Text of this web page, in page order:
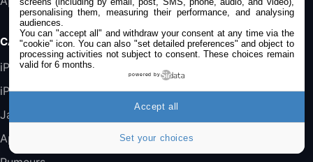
Boulanger
Galaxy S25 FE 6,7\" 5G Nano SIM 128 Go
Blanc
489,99€ 647,51€Fnac (Vendeur Tiers)
Cdiscount (Vendeur Tiers)
Jeu FIFA 20 sur PC (code à télécharger)
CATÉGORIES
iPhone
iPad
Jailbreak
Applications
personalising them, measuring their performance, and analysing
audiences.
You can "accept all" and withdraw your consent at any time via the
"cookie" icon. You can also "set detailed preferences" and object to
processing activities not subject to consent. These choices remain
valid for 6 months.
powered by
Set your choices
Accept all